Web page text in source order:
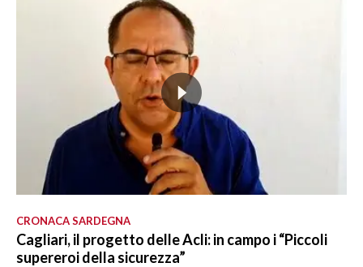
CRONACA SARDEGNA
Cagliari, il progetto delle Acli: in campo i “Piccoli
supereroi della sicurezza”